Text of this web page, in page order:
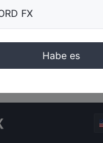
Keine Daten
FX
Habe es